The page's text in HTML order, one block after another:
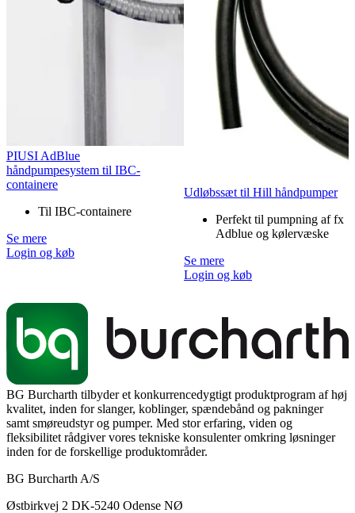
PIUSI AdBlue
håndpumpesystem til IBC-
containere
Til IBC-containere
Se mere
Login og køb
Udløbssæt til Hill håndpumper
Perfekt til pumpning af fx
Adblue og kølervæske
Se mere
Login og køb
BG Burcharth tilbyder et konkurrencedygtigt produktprogram af høj
kvalitet, inden for slanger, koblinger, spændebånd og pakninger
samt smøreudstyr og pumper. Med stor erfaring, viden og
fleksibilitet rådgiver vores tekniske konsulenter omkring løsninger
inden for de forskellige produktområder.
BG Burcharth A/S
Østbirkvej 2 DK-5240 Odense NØ